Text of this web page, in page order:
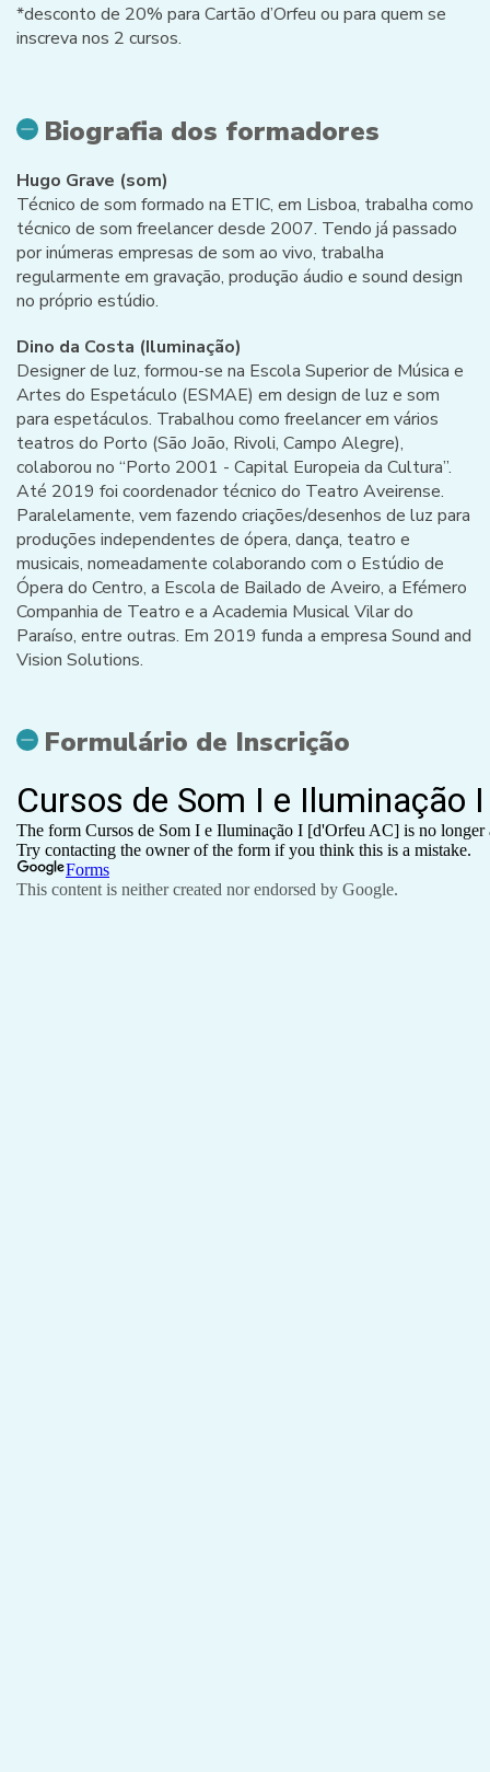
*desconto de 20% para Cartão d’Orfeu ou para quem se
inscreva nos 2 cursos.
Biografia dos formadores
Hugo Grave (som)
Técnico de som formado na ETIC, em Lisboa, trabalha como
técnico de som freelancer desde 2007. Tendo já passado
por inúmeras empresas de som ao vivo, trabalha
regularmente em gravação, produção áudio e sound design
no próprio estúdio.
Dino da Costa (Iluminação)
Designer de luz, formou-se na Escola Superior de Música e
Artes do Espetáculo (ESMAE) em design de luz e som
para espetáculos. Trabalhou como freelancer em vários
teatros do Porto (São João, Rivoli, Campo Alegre),
colaborou no “Porto 2001 - Capital Europeia da Cultura”.
Até 2019 foi coordenador técnico do Teatro Aveirense.
Paralelamente, vem fazendo criações/desenhos de luz para
produções independentes de ópera, dança, teatro e
musicais, nomeadamente colaborando com o Estúdio de
Ópera do Centro, a Escola de Bailado de Aveiro, a Efémero
Companhia de Teatro e a Academia Musical Vilar do
Paraíso, entre outras. Em 2019 funda a empresa Sound and
Vision Solutions.
Formulário de Inscrição